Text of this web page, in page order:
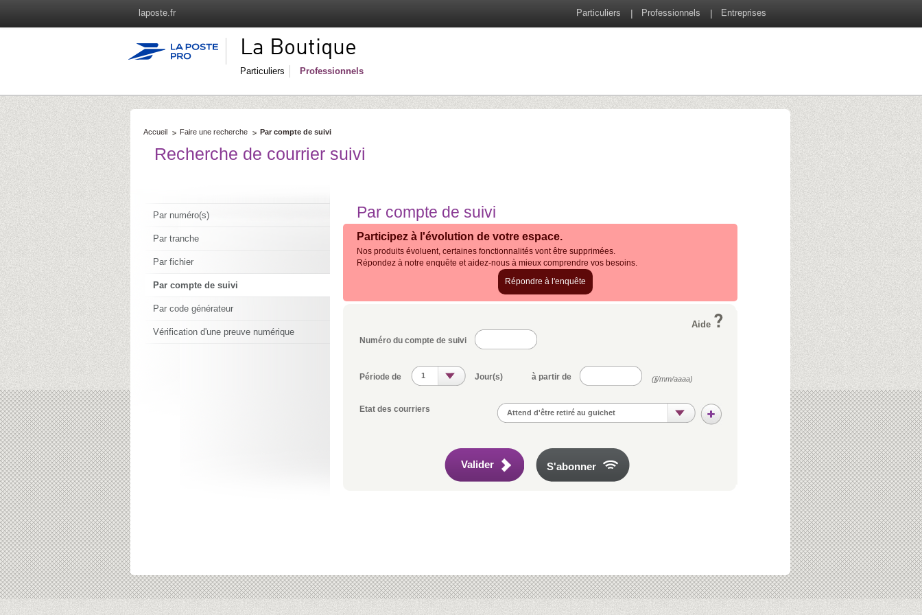
laposte.fr Particuliers Professionnels Entreprises
La Boutique
Particuliers Professionnels
Accueil Faire une recherche Par compte de suivi
Recherche de courrier suivi
Par numéro(s)
Par tranche
Par fichier
Par compte de suivi
Par code générateur
Vérification d'une preuve numérique
Par compte de suivi
Participez à l'évolution de votre espace.
Nos produits évoluent, certaines fonctionnalités vont être supprimées.
Répondez à notre enquête et aidez-nous à mieux comprendre vos besoins.
Répondre à l'enquête
Aide
Numéro du compte de suivi
Période de 1 Jour(s) à partir de (jj/mm/aaaa)
Etat des courriers Attend d'être retiré au guichet
Valider S'abonner